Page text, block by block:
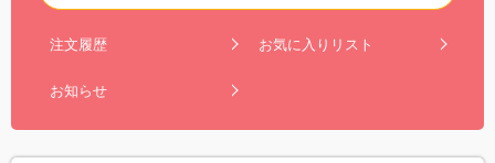
注文履歴 お気に入りリスト
お知らせ